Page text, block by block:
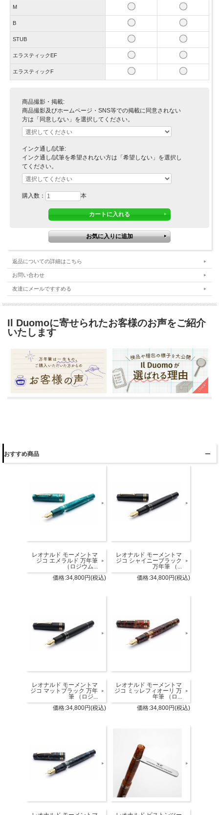
M
B
STUB
エラスティックEF
エラスティックF
商品撮影・掲載:
商品撮影及びホームページ・SNS等での掲載に同意されない
方は「同意しない」を選択してください。
インク通し/試筆:
インク通し/試筆を希望されない方は「希望しない」を選択し
てください。
購入数： 本
返品についての詳細はこちら
お問い合わせ
友達にメールですすめる
Il Duomoに寄せられたお客様のお声をご紹介
いたします
おすすめ商品
レオナルド モーメントマ
ジコ エメラルド 万年筆
（ロジウム...
価格:34,800円(税込)
レオナルド モーメントマ
ジコ シャイニーブラック
万年筆 （...
価格:34,800円(税込)
レオナルド モーメントマ
ジコ マットブラック 万年
筆 （ロジ...
価格:34,800円(税込)
レオナルド モーメントマ
ジコ ミッレフィオーリ 万
年筆 （ロ...
価格:34,800円(税込)